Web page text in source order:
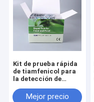
Kit de prueba rápida
de tiamfenicol para
la detección de
y acuicultura
Mejor precio